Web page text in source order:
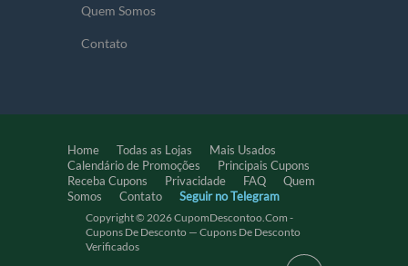
Quem Somos
Contato
Home Todas as Lojas
Mais Usados
Calendário de Promoções
Principais Cupons
Receba Cupons
Privacidade FAQ
Quem
Somos
Contato Seguir no Telegram
Copyright © 2026 CupomDescontoo.com -
Cupons De Desconto — Cupons De Desconto
Verificados